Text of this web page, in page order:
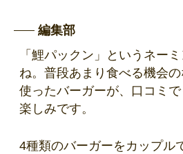
編集部
「鯉パックン」というネー
ね。普段あまり食べる機会
使ったバーガーが、口コミ
楽しみです。
4種類のバーガーをカップル